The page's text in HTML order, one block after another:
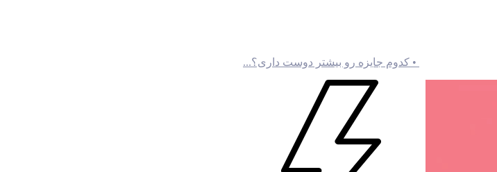
• کدوم جایزه رو بیشتر دوست داری؟...